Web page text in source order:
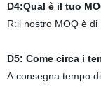
D4:Qual è il tuo
R:il nostro MOQ è
D5: Come circa i
A:consegna tempo